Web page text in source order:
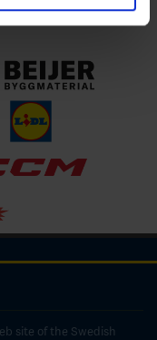
site of the Swedish